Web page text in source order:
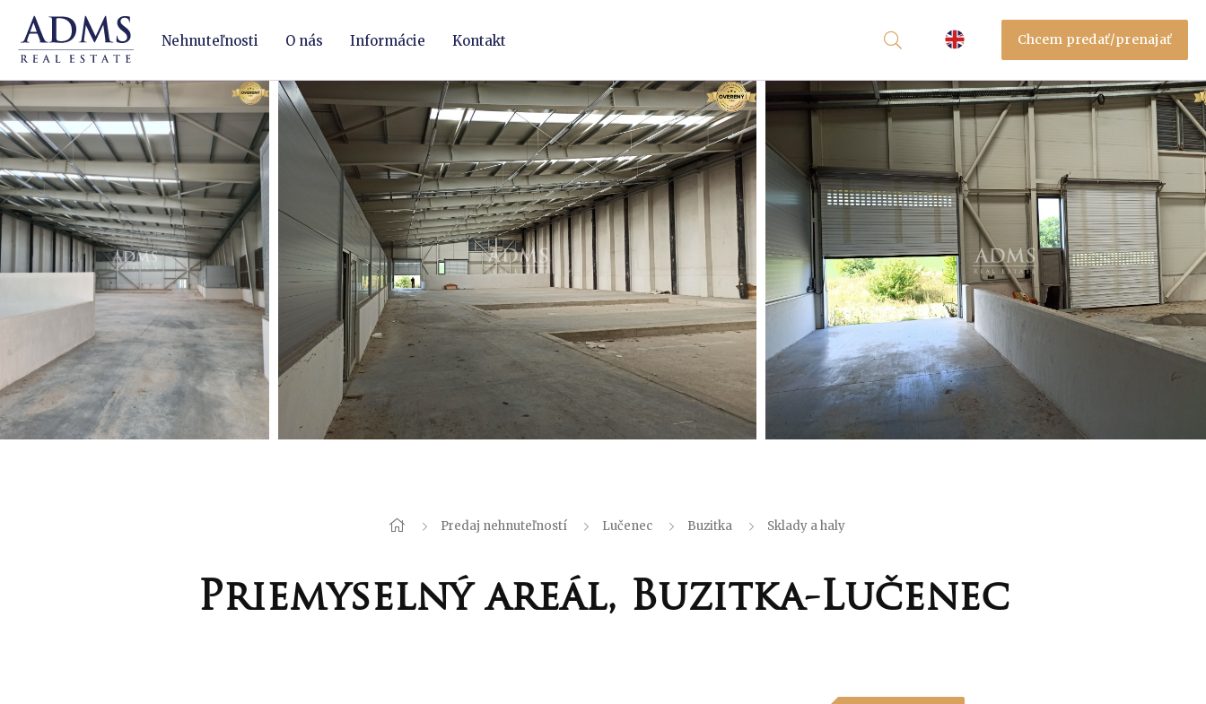
Nehnuteľnosti O nás Informácie Kontakt Chcem predať/prenajať
Predaj nehnuteľností Lučenec Buzitka Sklady a haly
Priemyselný areál, Buzitka-Lučenec